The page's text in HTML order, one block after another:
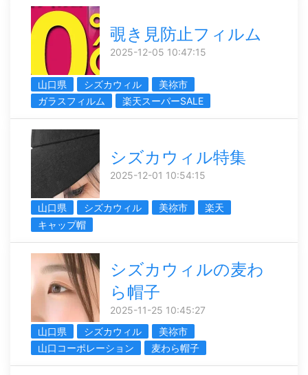
覗き見防止フィルム
2025-12-05 10:47:15
山口県 シズカウィル
美祢市
ガラスフィルム
楽天スーパーSALE
シズカウィル特集
2025-12-01 10:54:15
山口県 シズカウィル 美祢市
楽天
キャップ帽
シズカウィルの麦わ
ら帽子
2025-11-25 10:45:27
山口県
シズカウィル
美祢市
山口コーポレーション
麦わら帽子